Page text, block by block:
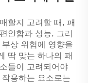
할지 고려할 때, 패
안함과 성능, 그리
상 위험에 영향을
딱 맞는 하나의 패
들이 고려되어야
용하는 요소로는